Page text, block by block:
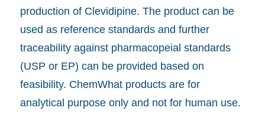
production of Clevidipine. The product can be
used as reference standards and further
traceability against pharmacopeial standards
(USP or EP) can be provided based on
feasibility. ChemWhat products are for
analytical purpose only and not for human use.